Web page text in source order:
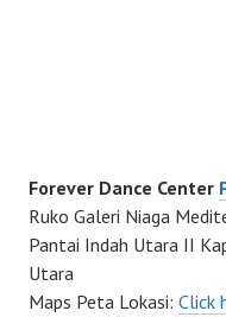
Forever Dance Center
Ruko Galeri Niaga
Pantai Indah Utara II
Utara
Maps Peta Lokasi: Click